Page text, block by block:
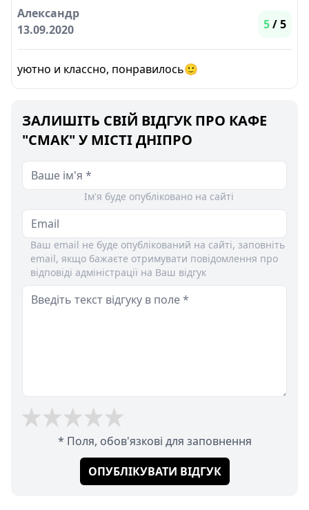
Александр
13.09.2020
5/ 5
уютно и классно, понравилось🙂
ЗАЛИШІТЬ СВІЙ ВІДГУК ПРО КАФЕ
"СМАК" У МІСТІ ДНІПРО
Ім'я буде опубліковано на сайті
Ваш email не буде опублікований на сайті, заповніть
email, якщо бажаєте отримувати повідомлення про
відповіді адміністрації на Ваш відгук
* Поля, обов'язкові для заповнення
ОПУБЛІКУВАТИ ВІДГУК